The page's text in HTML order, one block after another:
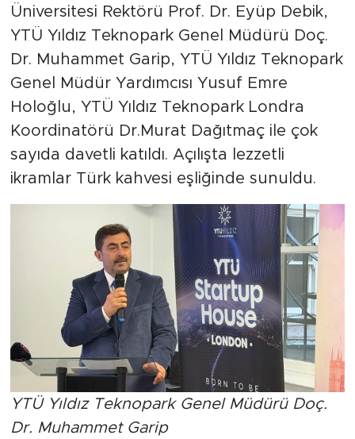
Üniversitesi Rektörü Prof. Dr. Eyüp Debik,
YTÜ Yıldız Teknopark Genel Müdürü Doç.
Dr. Muhammet Garip, YTÜ Yıldız Teknopark
Genel Müdür Yardımcısı Yusuf Emre
Holoğlu, YTÜ Yıldız Teknopark Londra
Koordinatörü Dr.Murat Dağıtmaç ile çok
sayıda davetli katıldı. Açılışta lezzetli
ikramlar Türk kahvesi eşliğinde sunuldu.
YTÜ Yıldız Teknopark Genel Müdürü Doç.
Dr. Muhammet Garip